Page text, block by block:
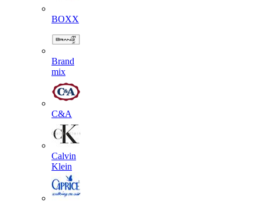
BOXX
Brand
mix
C&A
Calvin
Klein